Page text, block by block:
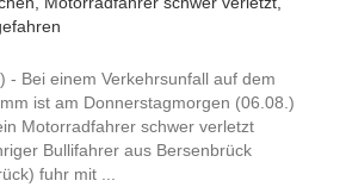
- Bei einem Verkehrsunfall auf dem
ist am Donnerstagmorgen (06.08.)
Motorradfahrer schwer verletzt
Bullifahrer aus Bersenbrück
fuhr mit ...